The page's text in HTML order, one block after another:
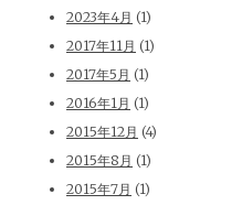
2023年4月 (1)
2017年11月 (1)
2017年5月 (1)
2016年1月 (1)
2015年12月 (4)
2015年8月 (1)
2015年7月 (1)